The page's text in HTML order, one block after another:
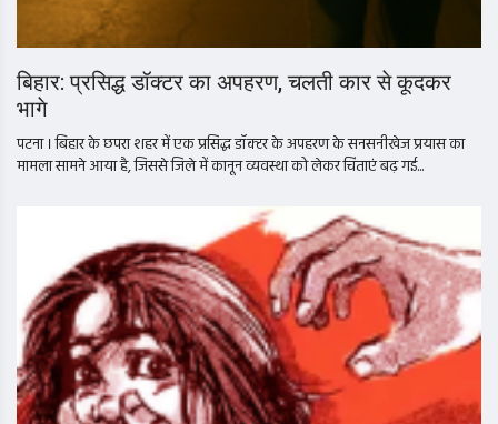
बिहार: प्रसिद्ध डॉक्टर का अपहरण, चलती कार से कूदकर
भागे
पटना । बिहार के छपरा शहर में एक प्रसिद्ध डॉक्टर के अपहरण के सनसनीखेज प्रयास का
मामला सामने आया है, जिससे जिले में कानून व्यवस्था को लेकर चिंताएं बढ़ गई...